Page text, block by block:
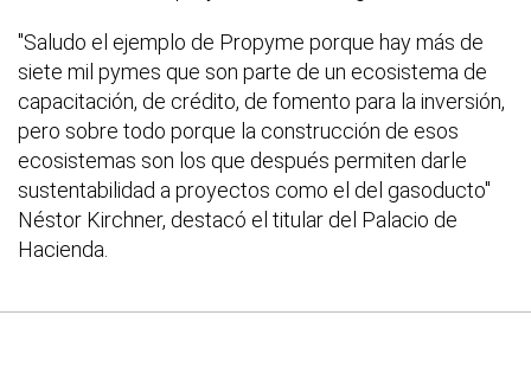
"Saludo el ejemplo de Propyme porque hay más de
siete mil pymes que son parte de un ecosistema de
capacitación, de crédito, de fomento para la inversión,
pero sobre todo porque la construcción de esos
ecosistemas son los que después permiten darle
sustentabilidad a proyectos como el del gasoducto"
Néstor Kirchner, destacó el titular del Palacio de
Hacienda.